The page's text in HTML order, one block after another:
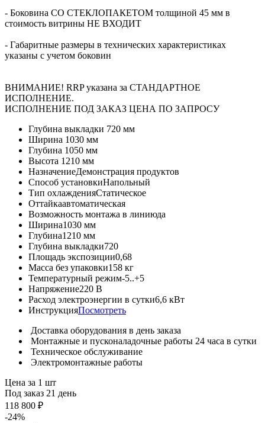
- Боковина СО СТЕКЛОПАКЕТОМ толщиной 45 мм в
стоимость витрины НЕ ВХОДИТ
- Габаритные размеры в технических характеристиках
указаны с учетом боковин
ВНИМАНИЕ! RRP указана за СТАНДАРТНОЕ
ИСПОЛНЕНИЕ.
ИСПОЛНЕНИЕ ПОД ЗАКАЗ ЦЕНА ПО ЗАПРОСУ
Глубина выкладки 720 мм
Ширина 1030 мм
Глубина 1050 мм
Высота 1210 мм
НазначениеДемонстрация продуктов
Способ установкиНапольный
Тип охлажденияСтатическое
Оттайкаавтоматическая
Возможность монтажа в линиюда
Ширина1030 мм
Глубина1210 мм
Глубина выкладки720
Площадь экспозиции0,68
Масса без упаковки158 кг
Температурный режим-5..+5
Напряжение220 В
Расход электроэнергии в сутки6,6 кВт
ИнструкцияПосмотреть
Доставка оборудования в день заказа
Монтажные и пусконаладочные работы 24 часа в сутки
Техническое обслуживание
Электромонтажные работы
Цена за 1 шт
Под заказ 21 день
118 800 ₽
-24%